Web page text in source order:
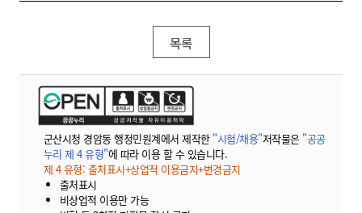
목록
군산시청 경암동 행정민원계에서 제작한 "시험/채용"저작물은 "공공
누리 제 4 유형"에 따라 이용 할 수 있습니다.
제 4 유형: 출처표시+상업적 이용금지+변경금지
출처표시
비상업적 이용만 가능